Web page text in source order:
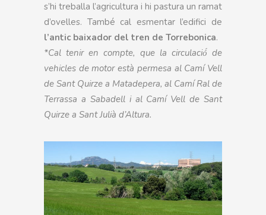
s’hi treballa l’agricultura i hi pastura un ramat
d’ovelles. També cal esmentar l’edifici de
l’antic baixador del tren de Torrebonica.
*Cal tenir en compte, que la circulació́ de
vehicles de motor està permesa al Camí Vell
de Sant Quirze a Matadepera, al Camí Ral de
Terrassa a Sabadell i al Camí Vell de Sant
Quirze a Sant Julià d’Altura.